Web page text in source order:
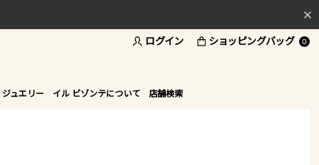
ログイン ショッピングバッグ 0
ュエリー イル ビゾンテについて 店舗検索